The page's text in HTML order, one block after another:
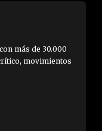
más de 30.000
movimientos